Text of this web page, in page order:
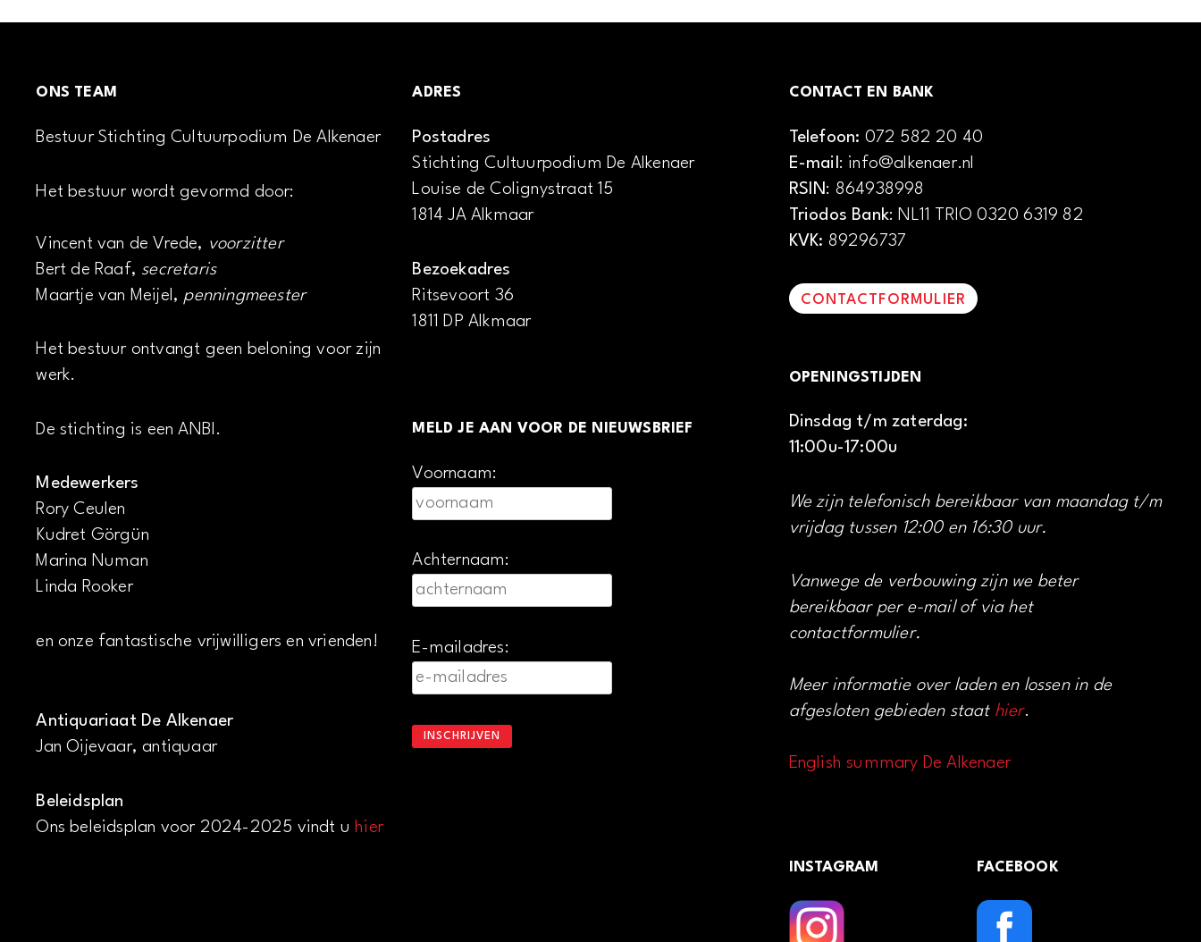
ONS TEAM
Bestuur Stichting Cultuurpodium De Alkenaer
Het bestuur wordt gevormd door:
Vincent van de Vrede, voorzitter
Bert de Raaf, secretaris
Maartje van Meijel, penningmeester
Het bestuur ontvangt geen beloning voor zijn
werk.
De stichting is een ANBI.
Medewerkers
Rory Ceulen
Kudret Görgün
Marina Numan
Linda Rooker
en onze fantastische vrijwilligers en vrienden!
Antiquariaat De Alkenaer
Jan Oijevaar, antiquaar
Beleidsplan
Ons beleidsplan voor 2024-2025 vindt u hier
ADRES
Postadres
Stichting Cultuurpodium De Alkenaer
Louise de Colignystraat 15
1814 JA Alkmaar
Bezoekadres
Ritsevoort 36
1811 DP Alkmaar
MELD JE AAN VOOR DE NIEUWSBRIEF
Voornaam:
Achternaam:
E-mailadres:
CONTACT EN BANK
Telefoon: 072 582 20 40
E-mail: info@alkenaer.nl
RSIN: 864938998
Triodos Bank: NL11 TRIO 0320 6319 82
KVK: 89296737
CONTACTFORMULIER
OPENINGSTIJDEN
Dinsdag t/m zaterdag:
11:00u-17:00u
We zijn telefonisch bereikbaar van maandag t/m
vrijdag tussen 12:00 en 16:30 uur.
Vanwege de verbouwing zijn we beter
bereikbaar per e-mail of via het
contactformulier.
Meer informatie over laden en lossen in de
afgesloten gebieden staat hier.
English summary De Alkenaer
INSTAGRAM FACEBOOK